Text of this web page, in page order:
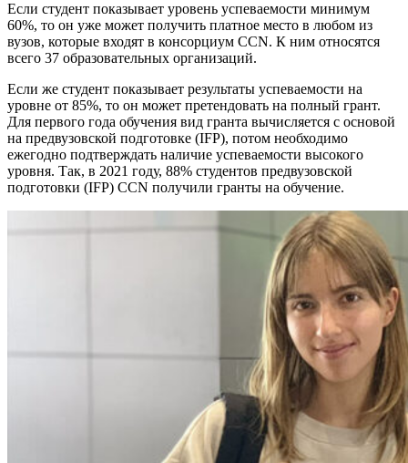
Если студент показывает уровень успеваемости минимум
60%, то он уже может получить платное место в любом из
вузов, которые входят в консорциум CCN. К ним относятся
всего 37 образовательных организаций.
Если же студент показывает результаты успеваемости на
уровне от 85%, то он может претендовать на полный грант.
Для первого года обучения вид гранта вычисляется с основой
на предвузовской подготовке (IFP), потом необходимо
ежегодно подтверждать наличие успеваемости высокого
уровня. Так, в 2021 году, 88% студентов предвузовской
подготовки (IFP) CCN получили гранты на обучение.